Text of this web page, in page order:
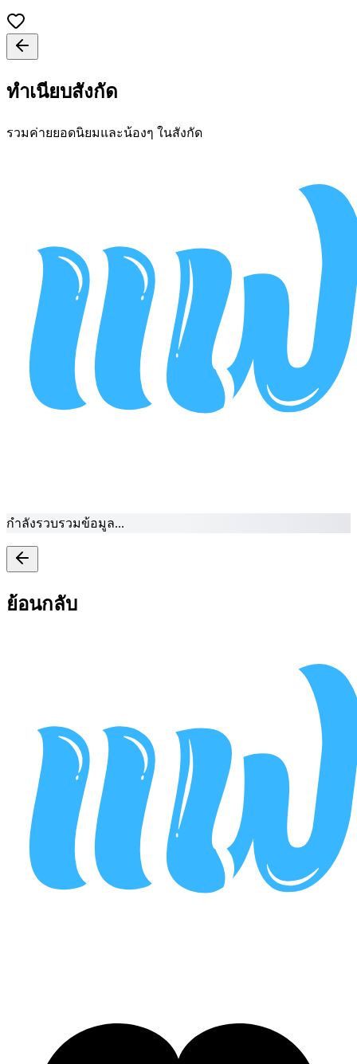
ทำเนียบสังกัด
รวมค่ายยอดนิยมและน้องๆ ในสังกัด
กำลังรวบรวมข้อมูล...
ย้อนกลับ